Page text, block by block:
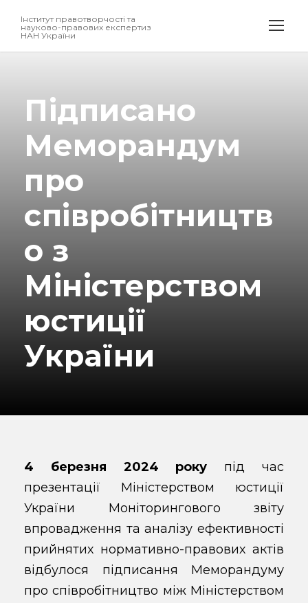
Інститут правотворчості та
науково-правових експертиз
НАН України
Підписано
Меморандум
про
співробітництв
о з
Міністерством
юстиції
України
4 березня 2024 року під час
презентації Міністерством юстиції
України Моніторингового звіту
впровадження та аналізу ефективності
прийнятих нормативно-правових актів
відбулося підписання Меморандуму
про співробітництво між Міністерством